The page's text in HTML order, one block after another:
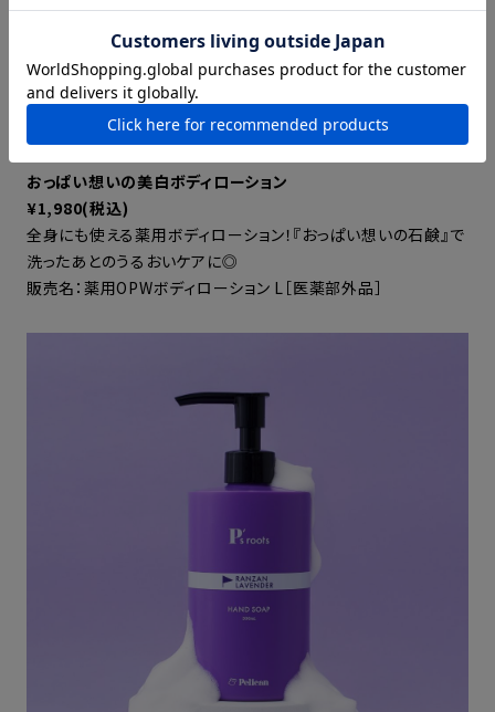
おっぱい想いの美白ボディローション
¥1,980(税込)
全身にも使える薬用ボディローション！『おっぱい想いの石鹸』で
洗ったあとのうるおいケアに◎
販売名：薬用OPWボディローション L［医薬部外品］